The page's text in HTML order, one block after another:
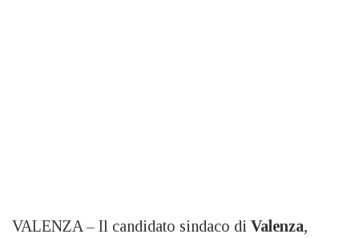
VALENZA – Il candidato sindaco di Valenza,